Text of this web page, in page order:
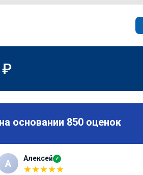
₽
основании 850 оценок
А Алексей ✓
★★★★★